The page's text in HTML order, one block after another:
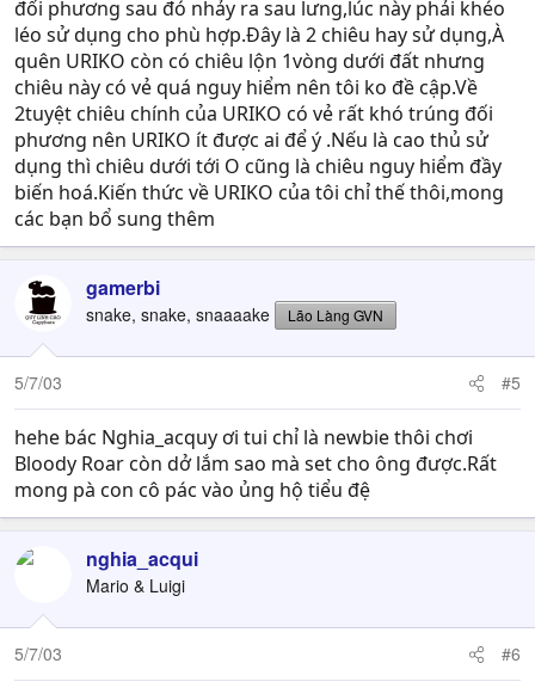
đối phương sau đó nhảy ra sau lưng,lúc này phải khéo
léo sử dụng cho phù hợp.Đây là 2 chiêu hay sử dụng,À
quên URIKO còn có chiêu lộn 1vòng dưới đất nhưng
chiêu này có vẻ quá nguy hiểm nên tôi ko đề cập.Về
2tuyệt chiêu chính của URIKO có vẻ rất khó trúng đối
phương nên URIKO ít được ai để ý .Nếu là cao thủ sử
dụng thì chiêu dưới tới O cũng là chiêu nguy hiểm đầy
biến hoá.Kiến thức về URIKO của tôi chỉ thế thôi,mong
các bạn bổ sung thêm
gamerbi
snake, snake, snaaaake Lão Làng GVN
5/7/03 #5
hehe bác Nghia_acquy ơi tui chỉ là newbie thôi chơi
Bloody Roar còn dở lắm sao mà set cho ông được.Rất
mong pà con cô pác vào ủng hộ tiểu đệ
nghia_acqui
Mario & Luigi
5/7/03 #6